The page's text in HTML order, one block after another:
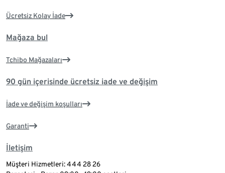
Ücretsiz Kolay İade
Mağaza bul
Tchibo Mağazaları
90 gün içerisinde ücretsiz iade ve değişim
İade ve değişim koşulları
Garanti
İletişim
Müşteri Hizmetleri: 444 28 26